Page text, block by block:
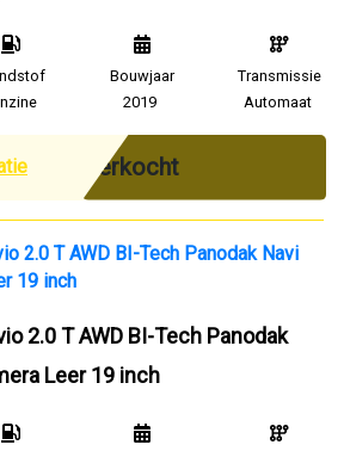
Bouwjaar
2019
Transmissie
Automaat
Verkocht
2.0 T AWD BI-Tech Panodak
Leer 19 inch